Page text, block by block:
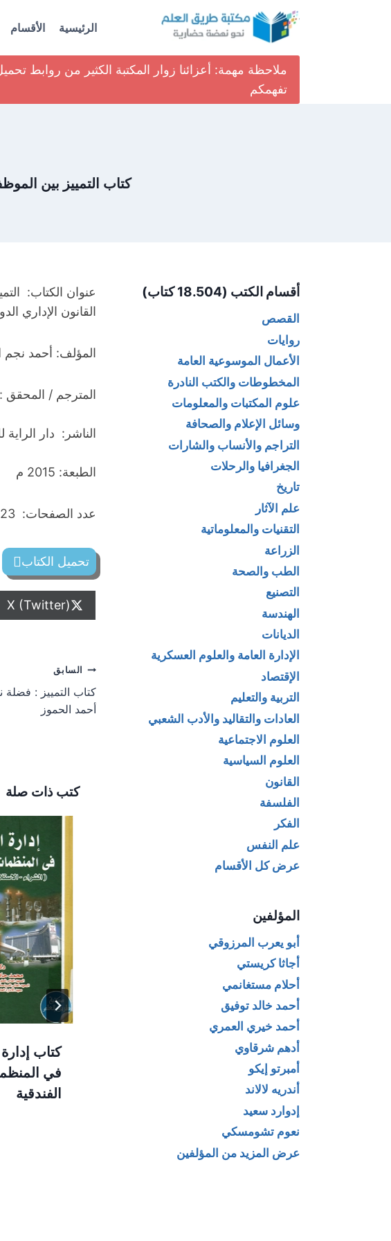
الرئيسية الأقسام
ملاحظة مهمة: أعزائنا زوار المكتبة الكثير من روابط
تفهمكم
كتاب التمييز بين
عنوان الكتاب:
القانون الإداري
المؤلف: أحمد نجم
المترجم /
الناشر: دار الراية
الطبعة: 2015 م
عدد الصفحات: 223
تحميل الكتاب
S
h
o
n
X (Twitter)
تصفّح
المقالات
السابق
كتاب التمييز : فضلة
أحمد الحموز
كتب ذات صلة
كتاب وقتك حياتك –
كتاب إدارة
في
الفندقية
أقسام الكتب (18.504 كتاب)
القصص
روايات
الأعمال الموسوعية العامة
المخطوطات والكتب النادرة
علوم المكتبات والمعلومات
وسائل الإعلام والصحافة
التراجم والأنساب والشارات
الجغرافيا والرحلات
تاريخ
علم الآثار
التقنيات والمعلوماتية
الزراعة
الطب والصحة
التصنيع
الهندسة
الديانات
الإدارة العامة والعلوم العسكرية
الإقتصاد
التربية والتعليم
العادات والتقاليد والأدب الشعبي
العلوم الاجتماعية
العلوم السياسية
القانون
الفلسفة
الفكر
علم النفس
عرض كل الأقسام
المؤلفين
أبو يعرب المرزوقي
أجاثا كريستي
أحلام مستغانمي
أحمد خالد توفيق
أحمد خيري العمري
أدهم شرقاوي
أمبرتو إيكو
أندريه لالاند
إدوارد سعيد
نعوم تشومسكي
عرض المزيد من المؤلفين